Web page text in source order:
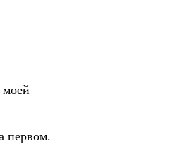
первом.